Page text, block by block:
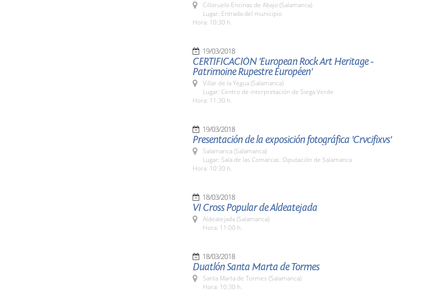
Cilloruelo Encinas de Abajo (Salamanca)
Lugar: Entrada del municipio
Hora: 10:30 h.
19/03/2018
CERTIFICACIÓN 'European Rock Art Heritage -
Patrimoine Rupestre Européen'
Villar de la Yegua (Salamanca)
Lugar: Centro de interpretación de Siega Verde
Hora: 11:30 h.
19/03/2018
Presentación de la exposición fotográfica 'Crvcifixvs'
Salamanca (Salamanca)
Lugar: Sala de las Comarcas. Diputación de Salamanca
Hora: 10:30 h.
18/03/2018
VI Cross Popular de Aldeatejada
Aldeatejada (Salamanca)
Hora: 11:00 h.
18/03/2018
Duatlón Santa Marta de Tormes
Santa Marta de Tormes (Salamanca)
Hora: 10:30 h.